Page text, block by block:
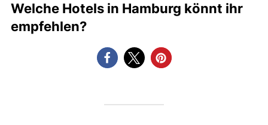
Welche Hotels in Hamburg könnt ihr
empfehlen?